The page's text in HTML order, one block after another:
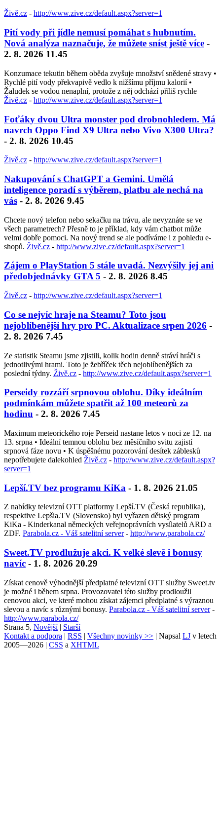
Živě.cz - http://www.zive.cz/default.aspx?server=1
Pití vody při jídle nemusí pomáhat s hubnutím.
Nová analýza naznačuje, že můžete sníst ještě více -
2. 8. 2026 11.45
Konzumace tekutin během oběda zvyšuje množství snědené stravy •
Rychlé pití vody překvapivě vedlo k nižšímu příjmu kalorií •
Žaludek se vodou nenaplní, protože z něj odchází příliš rychle
Živě.cz - http://www.zive.cz/default.aspx?server=1
Foťáky dvou Ultra monster pod drobnohledem. Má
navrch Oppo Find X9 Ultra nebo Vivo X300 Ultra?
- 2. 8. 2026 10.45
Živě.cz - http://www.zive.cz/default.aspx?server=1
Nakupování s ChatGPT a Gemini. Umělá
inteligence poradí s výběrem, platbu ale nechá na
vás - 2. 8. 2026 9.45
Chcete nový telefon nebo sekačku na trávu, ale nevyznáte se ve
všech parametrech? Přesně to je příklad, kdy vám chatbot může
velmi dobře pomoci. Na nový trend se ale podíváme i z pohledu e-
shopů. Živě.cz - http://www.zive.cz/default.aspx?server=1
Zájem o PlayStation 5 stále uvadá. Nezvýšily jej ani
předobjednávky GTA 5 - 2. 8. 2026 8.45
Živě.cz - http://www.zive.cz/default.aspx?server=1
Co se nejvíc hraje na Steamu? Toto jsou
nejoblíbenější hry pro PC. Aktualizace srpen 2026 -
2. 8. 2026 7.45
Ze statistik Steamu jsme zjistili, kolik hodin denně stráví hráči s
jednotlivými hrami. Toto je žebříček těch nejoblíbenějších za
poslední týdny. Živě.cz - http://www.zive.cz/default.aspx?server=1
Perseidy rozzáří srpnovou oblohu. Díky ideálním
podmínkám můžete spatřit až 100 meteorů za
hodinu - 2. 8. 2026 7.45
Maximum meteorického roje Perseid nastane letos v noci ze 12. na
13. srpna • Ideální temnou oblohu bez měsíčního svitu zajistí
srpnová fáze novu • K úspěšnému pozorování desítek záblesků
nepotřebujete dalekohled Živě.cz - http://www.zive.cz/default.aspx?
server=1
Lepší.TV bez programu KiKa - 1. 8. 2026 21.05
Z nabídky televizní OTT platformy Lepší.TV (Česká republika),
respektive Lepšia.TV (Slovensko) byl vyřazen dětský program
KiKa - Kinderkanal německých veřejnoprávních vysílatelů ARD a
ZDF. Parabola.cz - Váš satelitní server- http://www.parabola.cz/
Sweet.TV prodlužuje akci. K velké slevě i bonusy
navíc - 1. 8. 2026 20.29
Získat cenově výhodnější předplatné televizní OTT služby Sweet.tv
je možné i během srpna. Provozovatel této služby prodloužil
cenovou akci, ve které mohou získat zájemci předplatné s výraznou
slevou a navíc s různými bonusy. Parabola.cz - Váš satelitní server-
http://www.parabola.cz/
Strana 5, Novější| Starší
Kontakt a podpora | RSS | Všechny novinky >> | Napsal LJ v letech
2005—2026 | CSS a XHTML